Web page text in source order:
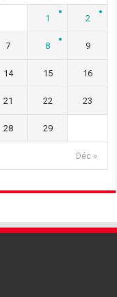
Déc »
1 2
7 8 9
14 15 16
21 22 23
28 29